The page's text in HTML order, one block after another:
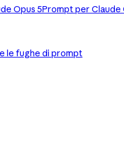
Opus 5Prompt per Claude
le fughe di prompt